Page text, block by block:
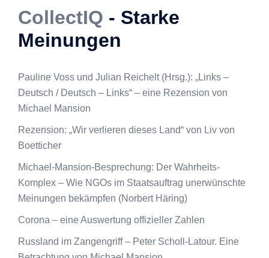
CollectIQ - Starke
Meinungen
Pauline Voss und Julian Reichelt (Hrsg.): „Links –
Deutsch / Deutsch – Links“ – eine Rezension von
Michael Mansion
Rezension: „Wir verlieren dieses Land“ von Liv von
Boetticher
Michael-Mansion-Besprechung: Der Wahrheits-
Komplex – Wie NGOs im Staatsauftrag unerwünschte
Meinungen bekämpfen (Norbert Häring)
Corona – eine Auswertung offizieller Zahlen
Russland im Zangengriff – Peter Scholl-Latour. Eine